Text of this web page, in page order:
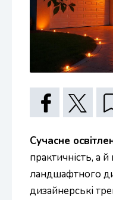
Сучасне
практичність, а
ландшафтного
дизайнерські